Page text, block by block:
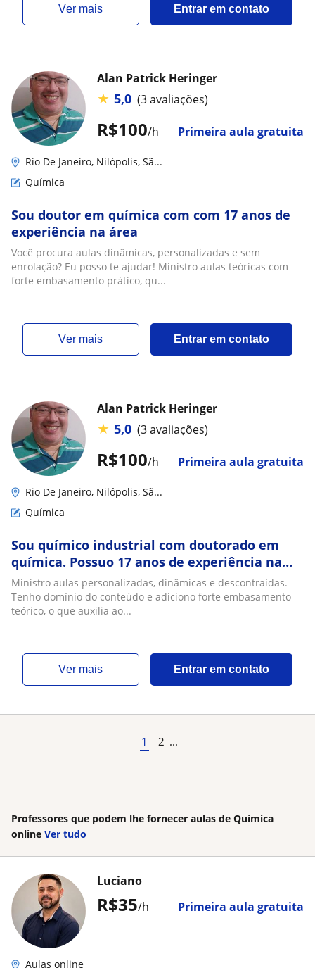
ver mais Entrar em contato
R$100/h Primeira aula gratuita
Alan Patrick Heringer
★ 5,0 (3 avaliações)
Rio De Janeiro, Nilópolis, Sã...
Química
Sou doutor em química com com 17 anos de
experiência na área
Você procura aulas dinâmicas, personalizadas e sem
enrolação? Eu posso te ajudar! Ministro aulas teóricas com
forte embasamento prático, qu...
ver mais Entrar em contato
R$100/h Primeira aula gratuita
Alan Patrick Heringer
★ 5,0 (3 avaliações)
Rio De Janeiro, Nilópolis, Sã...
Química
Sou químico industrial com doutorado em
química. Possuo 17 anos de experiência na
área. Sou focado, criativo e empático. Busco
alunos do ensino fundamental, médio e
superior
Ministro aulas personalizadas, dinâmicas e descontraídas.
Tenho domínio do conteúdo e adiciono forte embasamento
teórico, o que auxilia ao...
ver mais Entrar em contato
1 2 ...
Professores que podem lhe fornecer aulas de Química
online Ver tudo
R$35/h Primeira aula gratuita
Luciano
Aulas online